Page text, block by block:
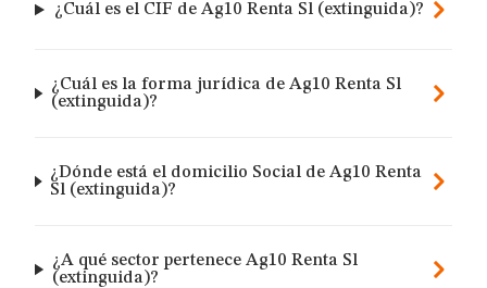
¿Cuál es el CIF de Ag10 Renta Sl (extinguida)?
¿Cuál es la forma jurídica de Ag10 Renta Sl
(extinguida)?
¿Dónde está el domicilio Social de Ag10 Renta
Sl (extinguida)?
¿A qué sector pertenece Ag10 Renta Sl
(extinguida)?